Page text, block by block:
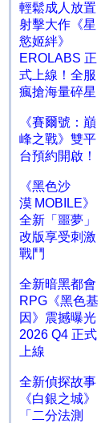
輕鬆成人放置
射擊大作《星
慾姬絆》
EROLABS 正
式上線！全服
瘋搶海量碎星
《賽爾號：巔
峰之戰》雙平
台預約開啟！
《黑色沙
漠 MOBILE》
全新「噩夢」
改版享受刺激
戰鬥
全新暗黑都會
RPG《黑色基
因》震撼曝光
2026 Q4 正式
上線
全新偵探故事
《白銀之城》
「二分法測